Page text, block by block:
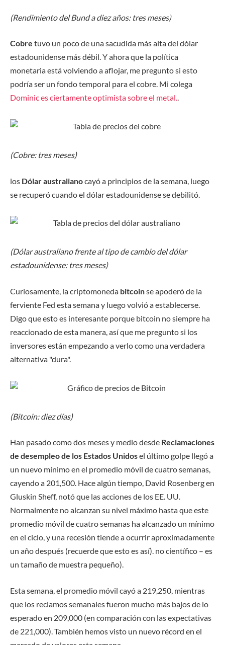
(Rendimiento del Bund a diez años: tres meses)
Cobre tuvo un poco de una sacudida más alta del dólar
estadounidense más débil. Y ahora que la política
monetaria está volviendo a aflojar, me pregunto si esto
podría ser un fondo temporal para el cobre. Mi colega
Dominic es ciertamente optimista sobre el metal..
(Cobre: ​​tres meses)
los Dólar australianocayó a principios de la semana, luego
se recuperó cuando el dólar estadounidense se debilitó.
(Dólar australiano frente al tipo de cambio del dólar
estadounidense: tres meses)
Curiosamente, la criptomoneda bitcoinse apoderó de la
ferviente Fed esta semana y luego volvió a establecerse.
Digo que esto es interesante porque bitcoin no siempre ha
reaccionado de esta manera, así que me pregunto si los
inversores están empezando a verlo como una verdadera
alternativa "dura".
(Bitcoin: diez días)
Han pasado como dos meses y medio desde Reclamaciones
de desempleo de los Estados Unidosel último golpe llegó a
un nuevo mínimo en el promedio móvil de cuatro semanas,
cayendo a 201,500. Hace algún tiempo, David Rosenberg en
Gluskin Sheff, notó que las acciones de los EE. UU.
Normalmente no alcanzan su nivel máximo hasta que este
promedio móvil de cuatro semanas ha alcanzado un mínimo
en el ciclo, y una recesión tiende a ocurrir aproximadamente
un año después (recuerde que esto es así). no científico – es
un tamaño de muestra pequeño).
Esta semana, el promedio móvil cayó a 219,250, mientras
que los reclamos semanales fueron mucho más bajos de lo
esperado en 209,000 (en comparación con las expectativas
de 221,000). También hemos visto un nuevo récord en el